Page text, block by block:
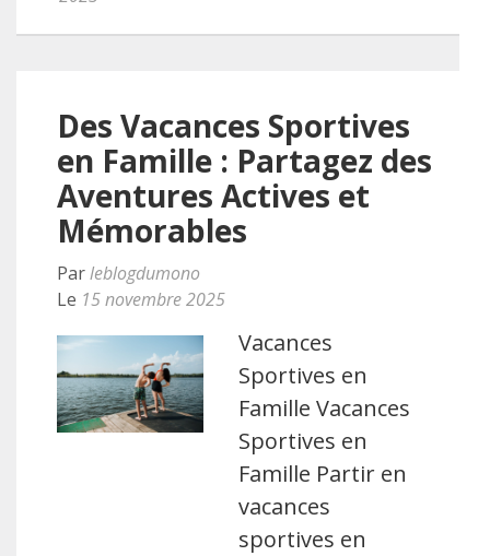
Des Vacances Sportives
en Famille : Partagez des
Aventures Actives et
Mémorables
Parleblogdumono
Le 15 novembre 2025
Vacances
Sportives en
Famille Vacances
Sportives en
Famille Partir en
vacances
sportives en